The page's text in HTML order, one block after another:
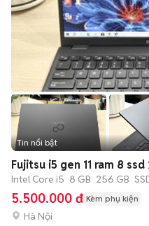
Tin nổi bật
Fujitsu i5 gen 11 ram 8
Intel Core i5 8 GB 256 GB
5.500.000 đ Kèm phụ kiện
Hà Nội